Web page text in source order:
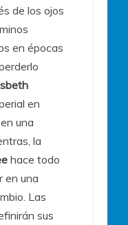
de los ojos
en épocas
en
una
la
hace todo
en una
Las
sus